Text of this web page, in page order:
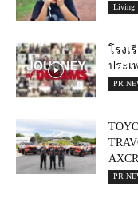
Living
โรง
ประ
PR
PR